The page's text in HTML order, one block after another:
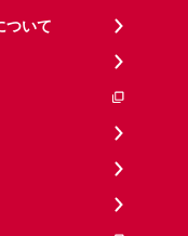
ついて